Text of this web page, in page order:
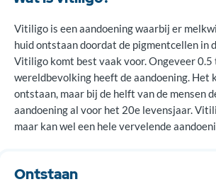
Vitiligo is een aandoening waarbij er
huid ontstaan doordat de pigmentcellen in
Vitiligo komt best vaak voor. Ongeveer 0.5
wereldbevolking heeft de aandoening. Het
ontstaan, maar bij de helft van de mensen
aandoening al voor het 20e levensjaar.
maar kan wel een hele vervelende
Ontstaan